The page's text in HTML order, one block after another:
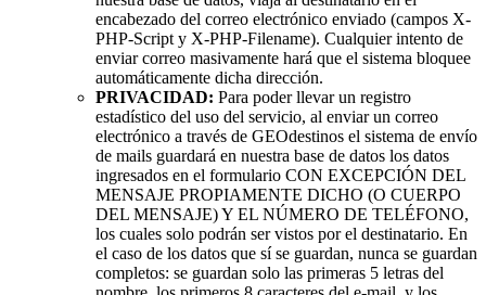
encabezado del correo electrónico enviado (campos X-
PHP-Script y X-PHP-Filename). Cualquier intento de
enviar correo masivamente hará que el sistema bloquee
automáticamente dicha dirección.
PRIVACIDAD: Para poder llevar un registro
estadístico del uso del servicio, al enviar un correo
electrónico a través de GEOdestinos el sistema de envío
de mails guardará en nuestra base de datos los datos
ingresados en el formulario CON EXCEPCIÓN DEL
MENSAJE PROPIAMENTE DICHO (O CUERPO
DEL MENSAJE) Y EL NÚMERO DE TELÉFONO,
los cuales solo podrán ser vistos por el destinatario. En
el caso de los datos que sí se guardan, nunca se guardan
completos: se guardan solo las primeras 5 letras del